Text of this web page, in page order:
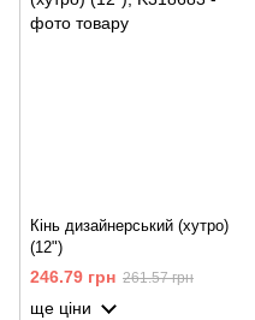
Кінь дизайнерський (хутро)
(12")
246.79 грн 261.57 грн
ще ціни